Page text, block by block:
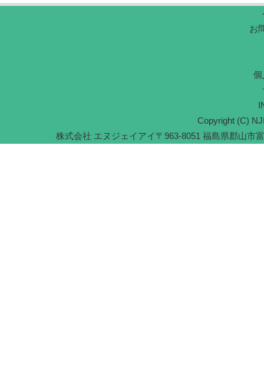
お
個
Copyright (C)
株式会社 エヌジェイアイ〒963-8051 福島県郡山市